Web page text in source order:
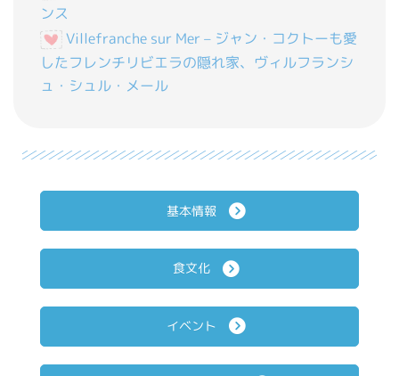
ンス
Villefranche sur Mer – ジャン・コクトーも愛
したフレンチリビエラの隠れ家、ヴィルフランシ
ュ・シュル・メール
基本情報
食文化
イベント